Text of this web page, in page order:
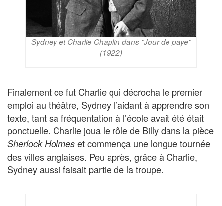
Sydney et Charlie Chaplin dans "Jour de paye"
(1922)
Finalement ce fut Charlie qui décrocha le premier
emploi au théâtre, Sydney l’aidant à apprendre son
texte, tant sa fréquentation à l’école avait été était
ponctuelle. Charlie joua le rôle de Billy dans la pièce
Sherlock Holmes et commença une longue tournée
des villes anglaises. Peu après, grâce à Charlie,
Sydney aussi faisait partie de la troupe.